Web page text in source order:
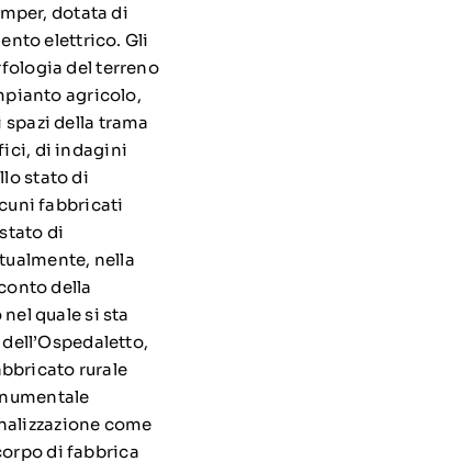
dotata di
elettrico. Gli
del terreno
agricolo,
della trama
di indagini
stato di
fabbricati
di
nella
della
quale si sta
rurale
come
di fabbrica